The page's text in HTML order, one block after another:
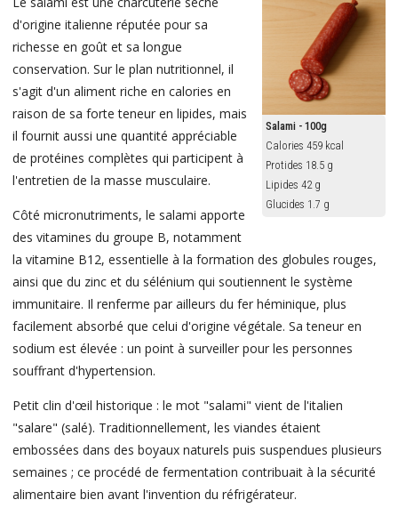
Salami - 100g
Calories 459 kcal
Protides 18.5 g
Lipides 42 g
Glucides 1.7 g
d'origine italienne réputée pour sa
richesse en goût et sa longue
conservation. Sur le plan nutritionnel, il
s'agit d'un aliment riche en calories en
raison de sa forte teneur en lipides, mais
il fournit aussi une quantité appréciable
de protéines complètes qui participent à
l'entretien de la masse musculaire.
Côté micronutriments, le salami apporte
des vitamines du groupe B, notamment
la vitamine B12, essentielle à la formation des globules rouges,
ainsi que du zinc et du sélénium qui soutiennent le système
immunitaire. Il renferme par ailleurs du fer héminique, plus
facilement absorbé que celui d'origine végétale. Sa teneur en
sodium est élevée : un point à surveiller pour les personnes
souffrant d'hypertension.
Petit clin d'œil historique : le mot "salami" vient de l'italien
"salare" (salé). Traditionnellement, les viandes étaient
embossées dans des boyaux naturels puis suspendues plusieurs
semaines ; ce procédé de fermentation contribuait à la sécurité
alimentaire bien avant l'invention du réfrigérateur.